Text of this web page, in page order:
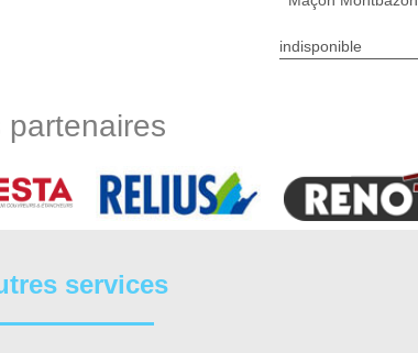
chape, à savoir la chape sèche,
projet en toute quiétude.
chez vous ? Si vous habitez à
votre projet. Nous maîtrisons
indisponible
partenaires
services